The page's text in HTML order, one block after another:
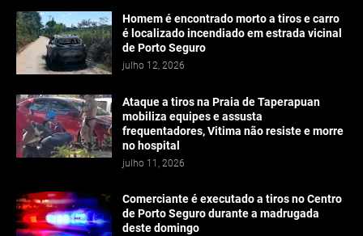
Homem é encontrado morto a tiros e carro
é localizado incendiado em estrada vicinal
de Porto Seguro
julho 12, 2026
Ataque a tiros na Praia de Taperapuan
mobiliza equipes e assusta
frequentadores, Vitima não resiste e morre
no hospital
julho 11, 2026
Comerciante é executado a tiros no Centro
de Porto Seguro durante a madrugada
deste domingo